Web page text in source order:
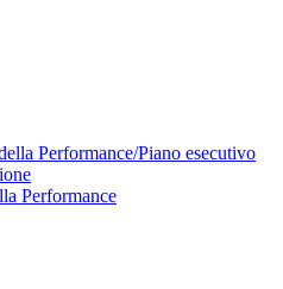
Performance/Piano esecutivo
Performance